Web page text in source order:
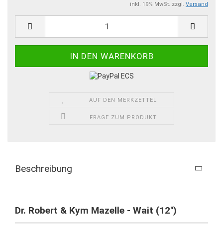
inkl. 19% MwSt. zzgl. Versand
AUF DEN MERKZETTEL
FRAGE ZUM PRODUKT
Beschreibung
Dr. Robert & Kym Mazelle - Wait (12")